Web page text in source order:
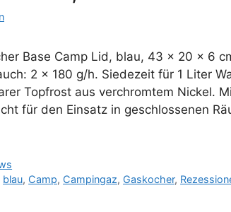
Base Camp Lid, blau, 43 x 20 x 6
2 x 180 g/h. Siedezeit für 1 Liter
Topfrost aus verchromtem Nickel.
für den Einsatz in geschlossenen
blau, Camp, Campingaz, Gaskocher,